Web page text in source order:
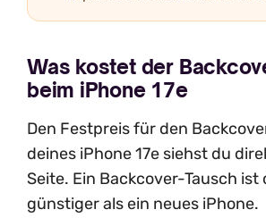
Was kostet der
beim iPhone 17e
Den Festpreis für den
deines iPhone 17e siehst du
Seite. Ein Backcover-Tausch ist
günstiger als ein neues iPhone.